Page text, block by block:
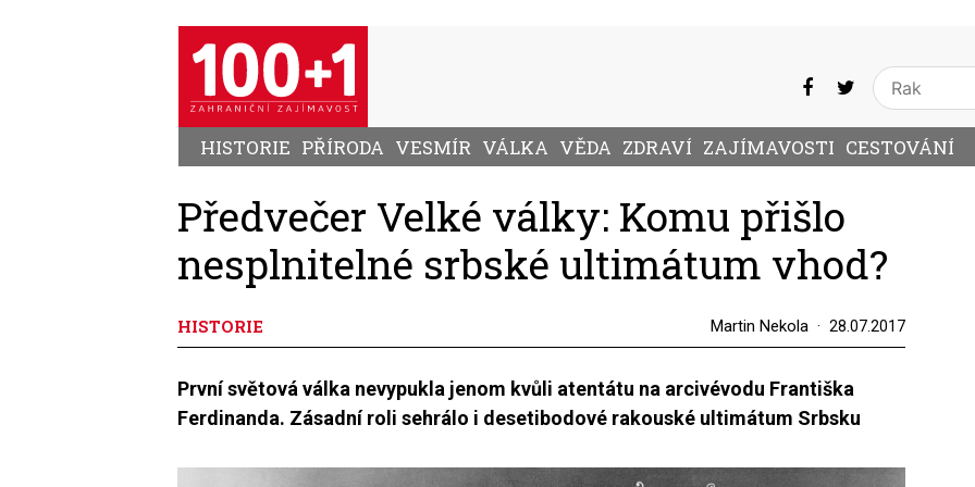
HISTORIE PŘÍRODA VESMÍR VÁLKA VĚDA ZDRAVÍ ZAJÍMAVOSTI CESTOVÁNÍ
Předvečer Velké války: Komu přišlo
nesplnitelné srbské ultimátum vhod?
HISTORIE Martin Nekola 28.07.2017
První světová válka nevypukla jenom kvůli atentátu na arcivévodu Františka
Ferdinanda. Zásadní roli sehrálo i desetibodové rakouské ultimátum Srbsku